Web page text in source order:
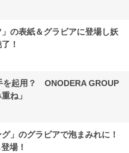
の表紙＆グラビアに登場し妖
！
を起用？ ONODERA GROUP
ね」
」のグラビアで泡まみれに！
場！